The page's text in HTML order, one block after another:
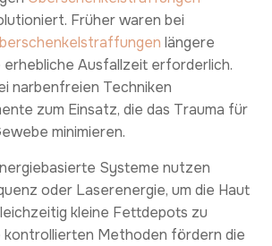
Früher waren bei
längere
erhebliche Ausfallzeit erforderlich.
narbenfreien Techniken
zum Einsatz, die das Trauma für
minimieren.
Systeme nutzen
oder Laserenergie, um die Haut
kleine Fettdepots zu
kontrollierten Methoden fördern die